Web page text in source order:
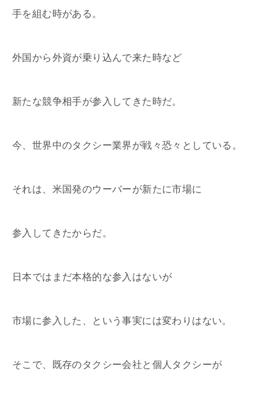
手を組む時がある。
外国から外資が乗り込んで来た時など
新たな競争相手が参入してきた時だ。
今、世界中のタクシー業界が戦々恐々としている。
それは、米国発のウーバーが新たに市場に
参入してきたからだ。
日本ではまだ本格的な参入はないが
市場に参入した、という事実には変わりはない。
そこで、既存のタクシー会社と個人タクシーが